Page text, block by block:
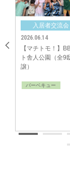
中央グリーン開発㈱
「ご入居者様間のコ
入居者交流会
2026.06.14
【マチトモ！】BBQ ブ
ト舎人公園（全9邸/2022
バーベキュー